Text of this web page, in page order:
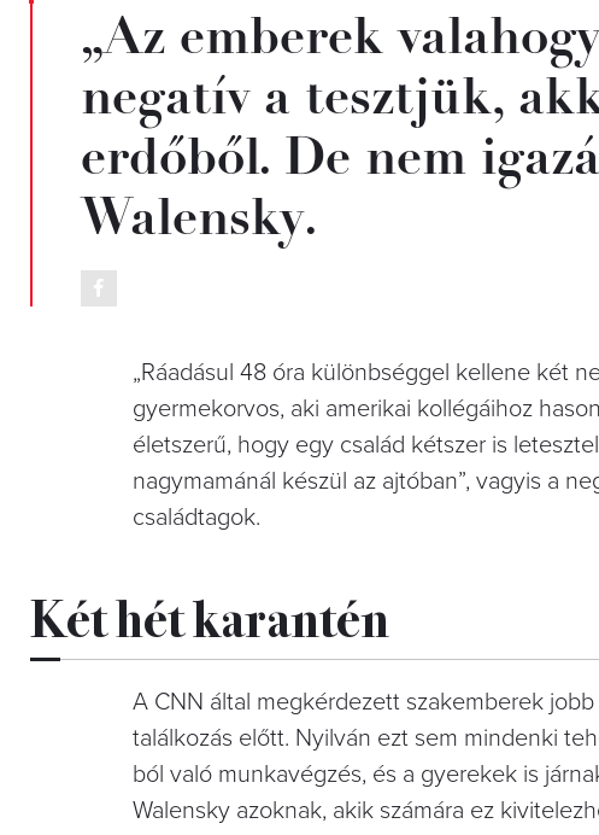
„Az emberek
negatív a tesztjük,
erdőből. De nem
Walensky.
„Ráadásul 48 óra különbséggel kellene két
gyermekorvos, aki amerikai kollégáihoz
életszerű, hogy egy család kétszer is
nagymamánál készül az ajtóban”, vagyis a
családtagok.
Két hét karantén
A CNN által megkérdezett szakemberek
találkozás előtt. Nyilván ezt sem mindenki
ból való munkavégzés, és a gyerekek is
Walensky azoknak, akik számára ez